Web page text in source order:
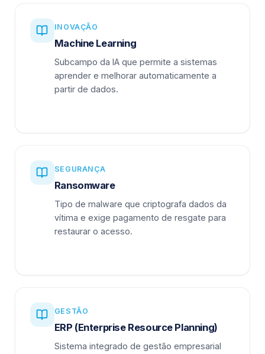
INOVAÇÃO
Machine Learning
Subcampo da IA que permite a sistemas
aprender e melhorar automaticamente a
partir de dados.
SEGURANÇA
Ransomware
Tipo de malware que criptografa dados da
vítima e exige pagamento de resgate para
restaurar o acesso.
GESTÃO
ERP (Enterprise Resource Planning)
Sistema integrado de gestão empresarial